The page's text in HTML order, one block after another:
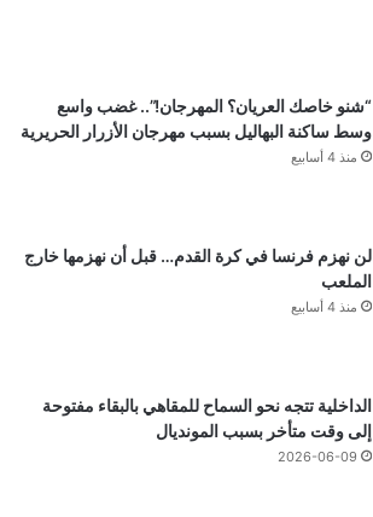
“شنو خاصك العريان؟ المهرجان!”.. غضب واسع
وسط ساكنة البهاليل بسبب مهرجان الأزرار الحريرية
منذ 4 أسابيع
لن نهزم فرنسا في كرة القدم… قبل أن نهزمها خارج
الملعب
منذ 4 أسابيع
الداخلية تتجه نحو السماح للمقاهي بالبقاء مفتوحة
إلى وقت متأخر بسبب المونديال
2026-06-09